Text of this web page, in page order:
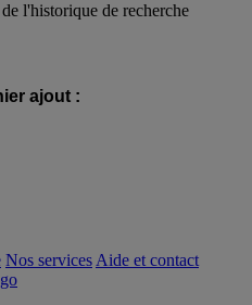
l'historique de recherche
ajout :
Nos services